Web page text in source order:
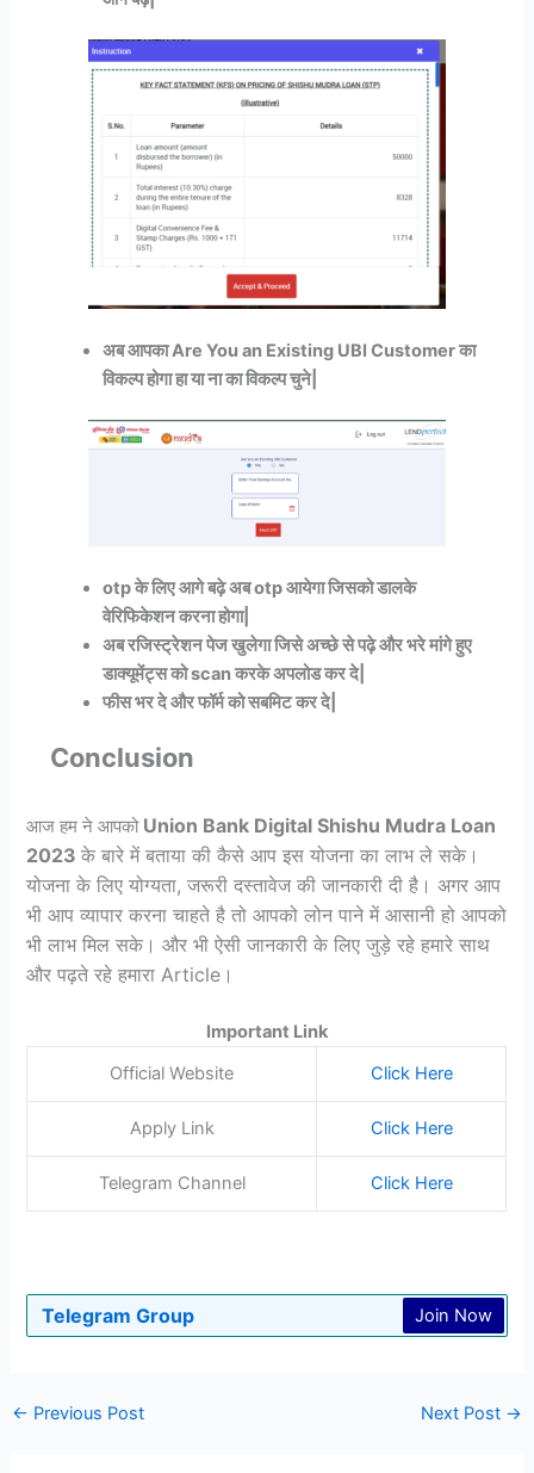
अब आपका Are You an Existing UBI Customer का
विकल्प होगा हा या ना का विकल्प चुने|
otp के लिए आगे बढ़े अब otp आयेगा जिसको डालके
वेरिफिकेशन करना होगा|
अब रजिस्ट्रेशन पेज खुलेगा जिसे अच्छे से पढ़े और भरे मांगे हुए
डाक्यूमेंट्स को scan करके अपलोड कर दे|
फीस भर दे और फॉर्म को सबमिट कर दे|
Conclusion
आज हम ने आपको Union Bank Digital Shishu Mudra Loan
2023के बारे में बताया की कैसे आप इस योजना का लाभ ले सके।
योजना के लिए योग्यता, जरूरी दस्तावेज की जानकारी दी है। अगर आप
भी आप व्यापार करना चाहते है तो आपको लोन पाने में आसानी हो आपको
भी लाभ मिल सके। और भी ऐसी जानकारी के लिए जुड़े रहे हमारे साथ
और पढ़ते रहे हमारा Article।
Important Link
Official Website
Click Here
Apply Link Click Here
Telegram Channel Click Here
Telegram Group Join Now
← Previous Post Next Post →